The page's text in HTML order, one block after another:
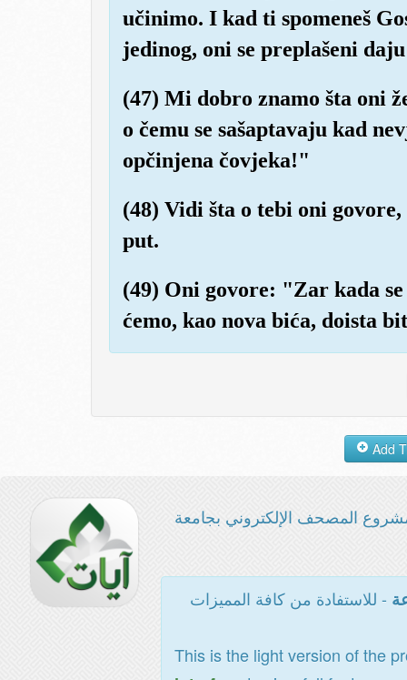
učinimo. I kad ti spomeneš
jedinog, oni se preplašeni
(47) Mi dobro znamo šta oni
o čemu se sašaptavaju kad
opčinjena čovjeka!"
(48) Vidi šta o tebi oni
put.
(49) Oni govore: "Zar kada
ćemo, kao nova bića, doista
المصحف الإلكتروني بجامعة
- للاستفادة من كافة المميزات
This is the light version of the